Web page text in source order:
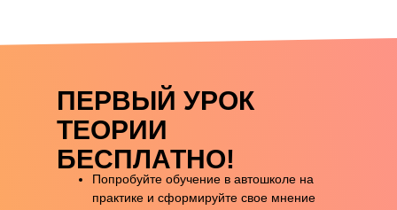
ПЕРВЫЙ УРОК
ТЕОРИИ
БЕСПЛАТНО!
Попробуйте обучение в автошколе на
практике и сформируйте свое мнение